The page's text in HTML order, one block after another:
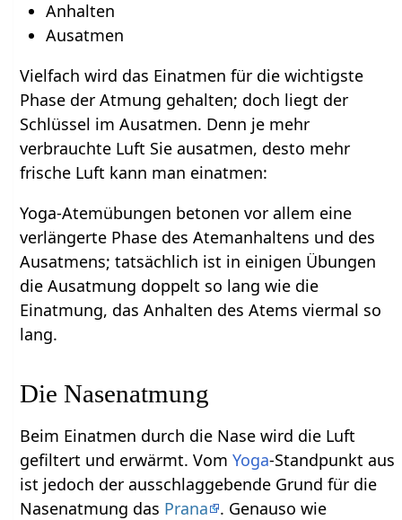
Anhalten
Ausatmen
Vielfach wird das Einatmen für die wichtigste
Phase der Atmung gehalten; doch liegt der
Schlüssel im Ausatmen. Denn je mehr
verbrauchte Luft Sie ausatmen, desto mehr
frische Luft kann man einatmen:
Yoga-Atemübungen betonen vor allem eine
verlängerte Phase des Atemanhaltens und des
Ausatmens; tatsächlich ist in einigen Übungen
die Ausatmung doppelt so lang wie die
Einatmung, das Anhalten des Atems viermal so
lang.
Die Nasenatmung
Beim Einatmen durch die Nase wird die Luft
gefiltert und erwärmt. VomYoga-Standpunkt aus
ist jedoch der ausschlaggebende Grund für die
Nasenatmung das Prana
. Genauso wie